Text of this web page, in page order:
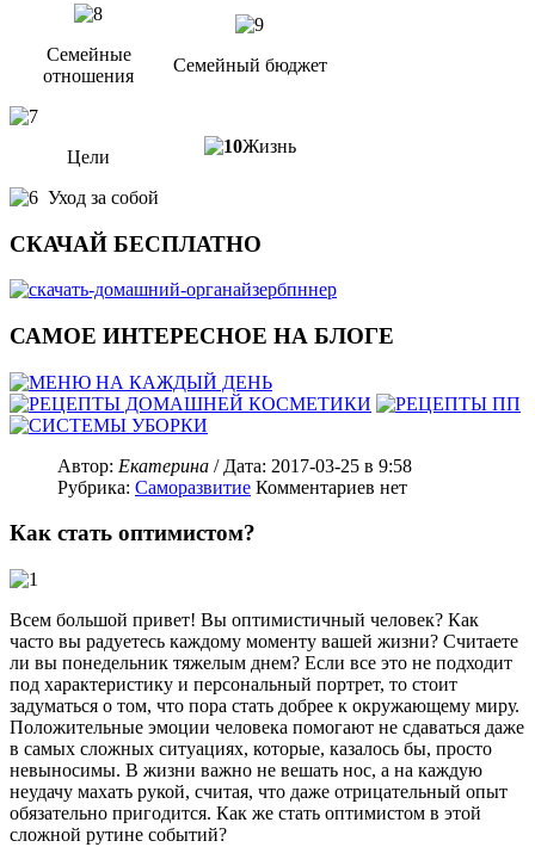
Семейные
отношения
Семейный бюджет
Цели
Жизнь
Уход за собой
СКАЧАЙ БЕСПЛАТНО
САМОЕ ИНТЕРЕСНОЕ НА БЛОГЕ
Автор: Екатерина / Дата: 2017-03-25 в 9:58
Рубрика: Саморазвитие Комментариев нет
Как стать оптимистом?
Всем большой привет! Вы оптимистичный человек? Как
часто вы радуетесь каждому моменту вашей жизни? Считаете
ли вы понедельник тяжелым днем? Если все это не подходит
под характеристику и персональный портрет, то стоит
задуматься о том, что пора стать добрее к окружающему миру.
Положительные эмоции человека помогают не сдаваться даже
в самых сложных ситуациях, которые, казалось бы, просто
невыносимы. В жизни важно не вешать нос, а на каждую
неудачу махать рукой, считая, что даже отрицательный опыт
обязательно пригодится. Как же стать оптимистом в этой
сложной рутине событий?